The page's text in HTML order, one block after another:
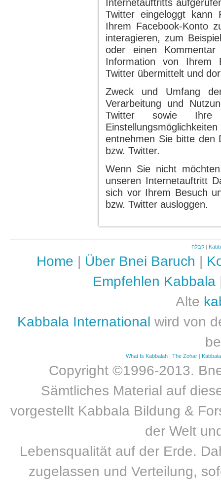
Internetauftritts
Twitter eingeloggt kann
Ihrem Facebook-Konto
interagieren, zum
oder einen
Information von Ihrem
Twitter übermittelt und
Zweck und Umfang
Verarbeitung und
Twitter sowie Ihre
entnehmen Sie bitte den
bzw. Twitter.
Wenn Sie nicht
unseren Internetauftritt
sich vor Ihrem Besuch
bzw. Twitter ausloggen.
קבלה
Home Über Bnei Baruch
Empfehlen Kabbala
Alte
Kabbala International wird von
What Is Kabbalah |The Zohar
Copyright ©1996-2013.
Sämtliches Material auf
vorgestellt Kabbala Bildung &
der Welt
Lebensqualität auf der Erde.
zugelassen und Verteilung,